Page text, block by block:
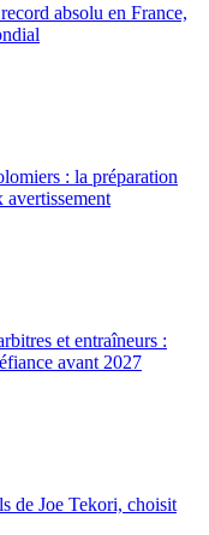
absolu en France,
: la préparation
et entraîneurs :
avant 2027
de Joe Tekori, choisit